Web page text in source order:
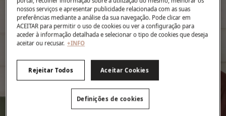
nossos serviços e apresentar publicidade relacionada com as suas
preferências mediante a análise da sua navegação. Pode clicar em
ACEITAR para permitir o uso de cookies ou ver a configuração para
aceder à informação detalhada e selecionar o tipo de cookies que deseja
aceitar ou recusar. +INFO
Rejeitar Todos Aceitar Cookies
Definições de cookies